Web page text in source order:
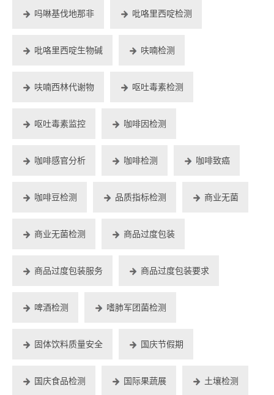
吗啉基伐地那非 吡咯里西啶检测
吡咯里西啶生物碱 呋喃检测
呋喃西林代谢物 呕吐毒素检测
呕吐毒素监控 咖啡因检测
咖啡感官分析 咖啡检测 咖啡致癌
咖啡豆检测 品质指标检测 商业无菌
商业无菌检测 商品过度包装
商品过度包装服务 商品过度包装要求
啤酒检测 嗜肺军团菌检测
固体饮料质量安全 国庆节假期
国庆食品检测 国际果蔬展 土壤检测